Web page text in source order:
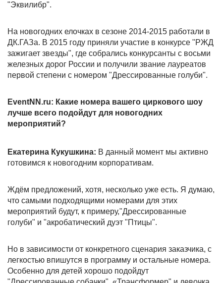
"Эквилибр".
На новогодних елочках в сезоне 2014-2015 работали в
ДК.ГАЗа. В 2015 году приняли участие в конкурсе "РЖД
зажигает звезды", где собрались конкурсанты с восьми
железных дорог России и получили звание лауреатов
первой степени с номером "Дрессированные голуби".
EventNN.ru: Какие номера вашего циркового шоу
лучше всего подойдут для новогодних
мероприятий?
Екатерина Кукушкина: В данный момент мы активно
готовимся к новогодним корпоративам.
Ждём предложений, хотя, несколько уже есть. Я думаю,
что самыми подходящими номерами для этих
мероприятий будут, к примеру,"Дрессированные
голуби" и "акробатический дуэт "Птицы".
Но в зависимости от конкретного сценария заказчика, с
легкостью впишутся в программу и остальные номера.
Особенно для детей хорошо подойдут